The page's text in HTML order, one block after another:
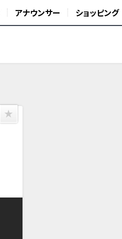
アナウンサー ショッピング